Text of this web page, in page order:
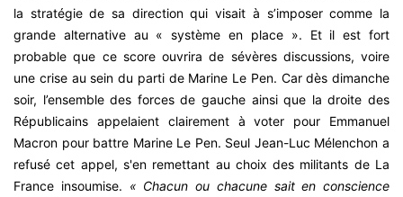
la stratégie de sa direction qui visait à s’imposer comme la
grande alternative au « système en place ». Et il est fort
probable que ce score ouvrira de sévères discussions, voire
une crise au sein du parti de Marine Le Pen. Car dès dimanche
soir, l’ensemble des forces de gauche ainsi que la droite des
Républicains appelaient clairement à voter pour Emmanuel
Macron pour battre Marine Le Pen. Seul Jean-Luc Mélenchon a
refusé cet appel, s'en remettant au choix des militants de La
France insoumise. « Chacun ou chacune sait en conscience